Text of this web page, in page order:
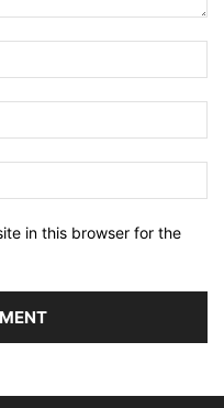
in this browser for the